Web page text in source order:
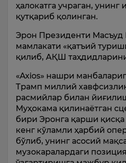
ҳалокатга учраган, унинг
қутқариб қолинган.
Эрон Президенти Масъуд
мамлакати «қатъий
қилиб, АҚШ
«Axios» нашри
Трамп миллий
расмийлар билан
Муҳокама қилинаётган
бири Эронга қарши
кенг кўламли ҳарбий
бўлиб, унинг асосий
музокаралардаги